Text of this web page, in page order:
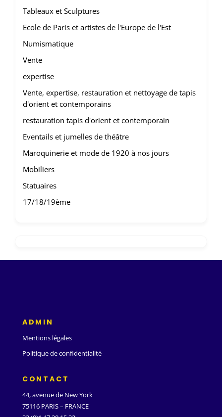
Tableaux et Sculptures
Ecole de Paris et artistes de l'Europe de l'Est
Numismatique
Vente
expertise
Vente, expertise, restauration et nettoyage de tapis
d'orient et contemporains
restauration tapis d'orient et contemporain
Eventails et jumelles de théâtre
Maroquinerie et mode de 1920 à nos jours
Mobiliers
Statuaires
17/18/19ème
ADMIN
Mentions légales
Politique de confidentialité
CONTACT
44, avenue de New York
75116 PARIS – FRANCE